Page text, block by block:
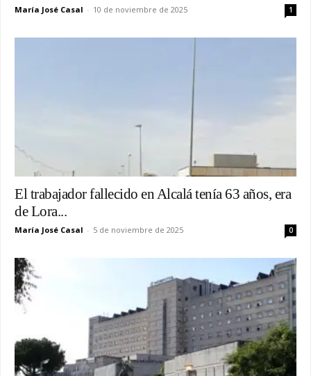
María José Casal - 10 de noviembre de 2025 1
El trabajador fallecido en Alcalá tenía 63 años, era
de Lora...
María José Casal - 5 de noviembre de 2025 0